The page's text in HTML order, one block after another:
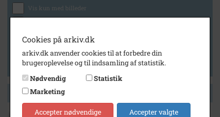
Vis kun med billeder
Vis kun med lydklip
Vis kun med kilder
Vis kun med geo-tag
Side 1 af 1
Cookies på arkiv.dk
arkiv.dk anvender cookies til at forbedre din
brugeroplevelse og til indsamling af statistik.
Nødvendig
Statistik
Marketing
Accepter nødvendige Accepter valgte